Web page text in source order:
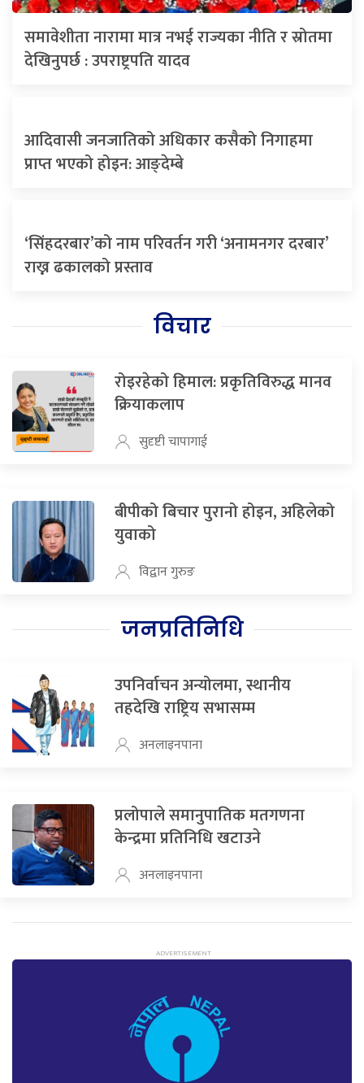
समावेशीता नारामा मात्र नभई राज्यका नीति र स्रोतमा
देखिनुपर्छ : उपराष्ट्रपति यादव
आदिवासी जनजातिको अधिकार कसैको निगाहमा
प्राप्त भएको होइन: आङ्देम्बे
‘सिंहदरबार’को नाम परिवर्तन गरी ‘अनामनगर दरबार’
राख्न ढकालको प्रस्ताव
विचार
रोइरहेको हिमाल: प्रकृतिविरुद्ध मानव
क्रियाकलाप
सुदृष्टी चापागाई
बीपीको बिचार पुरानो होइन, अहिलेको
युवाको
विद्वान गुरुङ
जनप्रतिनिधि
उपनिर्वाचन अन्योलमा, स्थानीय
तहदेखि राष्ट्रिय सभासम्म
अनलाइनपाना
प्रलोपाले समानुपातिक मतगणना
केन्द्रमा प्रतिनिधि खटाउने
अनलाइनपाना